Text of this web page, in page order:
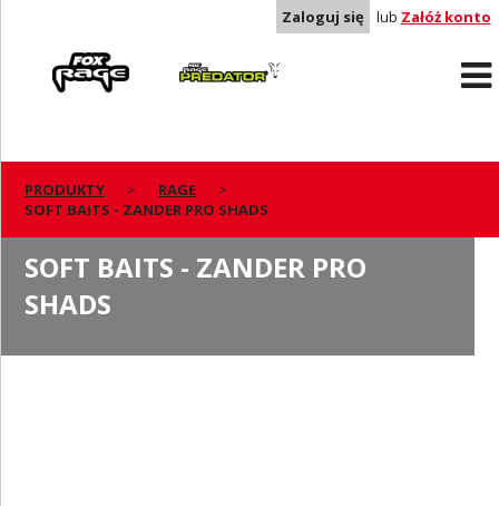
Zaloguj się lub Załóż konto
Predator
PRODUKTY
RAGE
SOFT BAITS - ZANDER PRO SHADS
SOFT BAITS - ZANDER PRO
SHADS